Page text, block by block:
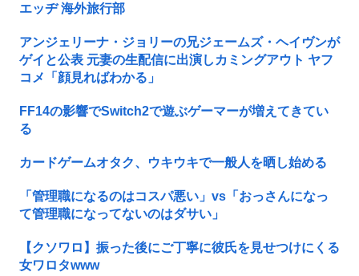
エッヂ 海外旅行部
アンジェリーナ・ジョリーの兄ジェームズ・ヘイヴンが
ゲイと公表 元妻の生配信に出演しカミングアウト ヤフ
コメ「顔見ればわかる」
FF14の影響でSwitch2で遊ぶゲーマーが増えてきてい
る
カードゲームオタク、ウキウキで一般人を晒し始める
「管理職になるのはコスパ悪い」vs「おっさんになっ
て管理職になってないのはダサい」
【クソワロ】振った後にご丁寧に彼氏を見せつけにくる
女ワロタwww